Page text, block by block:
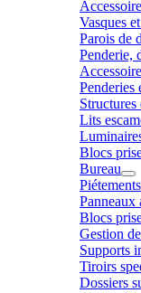
Vasques
Parois de
Penderie,
Penderies
Structures
Lits
Blocs
Bureau
Panneaux
Blocs
Gestion
Supports
Tiroirs
Dossiers